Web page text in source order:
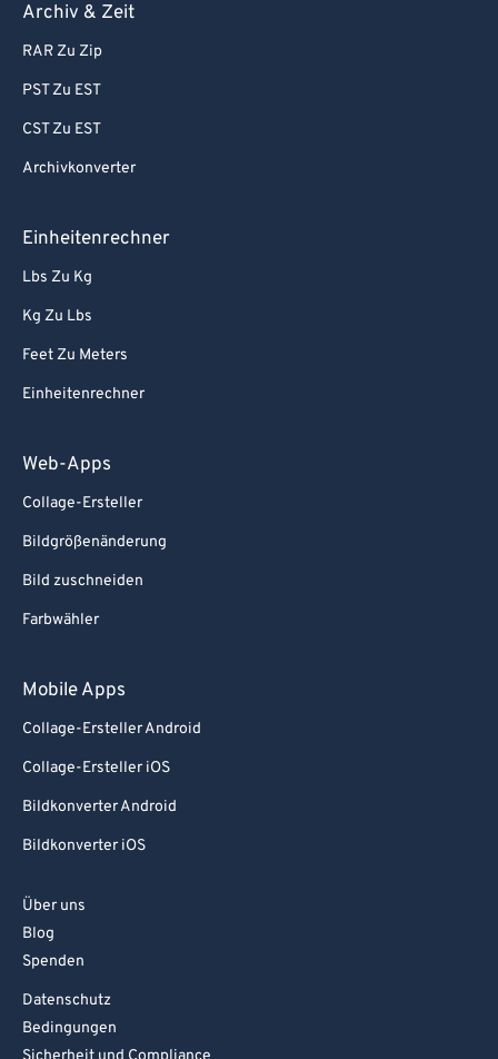
Archiv & Zeit
RAR Zu Zip
PST Zu EST
CST Zu EST
Archivkonverter
Einheitenrechner
Lbs Zu Kg
Kg Zu Lbs
Feet Zu Meters
Einheitenrechner
Web-Apps
Collage-Ersteller
Bildgrößenänderung
Bild zuschneiden
Farbwähler
Mobile Apps
Collage-Ersteller Android
Collage-Ersteller iOS
Bildkonverter Android
Bildkonverter iOS
Über uns
Blog
Spenden
Datenschutz
Bedingungen